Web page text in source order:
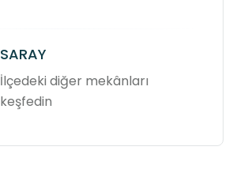
SARAY
İlçedeki diğer mekânları
keşfedin